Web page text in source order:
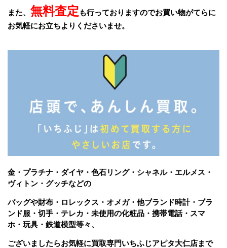
また、 無料査定も行っておりますのでお買い物がてらに
お気軽にお立ちよりくださいませ。
金・プラチナ・ダイヤ・色石リング・シャネル・エルメス・
ヴィトン・グッチなどの
バッグや財布・ロレックス・オメガ・他ブランド時計・ブラ
ンド服・切手・テレカ・未使用の化粧品・携帯電話・スマ
ホ・玩具・鉄道模型等々、
ございましたらお気軽に買取専門いちふじアピタ大仁店まで